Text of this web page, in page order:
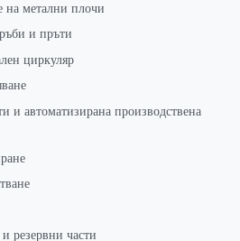
на метални плочи
и пръти
циркуляр
и автоматизирана производствена
резервни части